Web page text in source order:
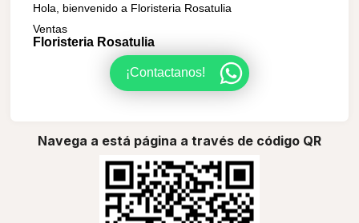
Hola, bienvenido a Floristeria Rosatulia
Ventas
Floristeria Rosatulia
¡Contactanos!
Navega a está página a través de código QR